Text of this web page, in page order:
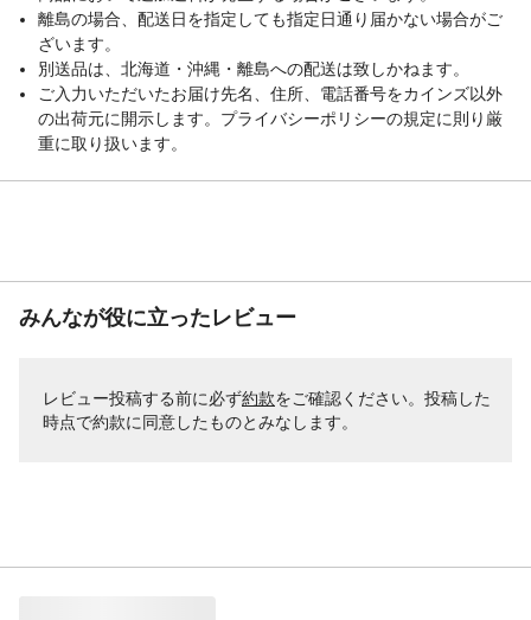
離島の場合、配送日を指定しても指定日通り届かない場合がご
ざいます。
別送品は、北海道・沖縄・離島への配送は致しかねます。
ご入力いただいたお届け先名、住所、電話番号をカインズ以外
の出荷元に開示します。プライバシーポリシーの規定に則り厳
重に取り扱います。
みんなが役に立ったレビュー
レビュー投稿する前に必ず約款をご確認ください。投稿した
時点で約款に同意したものとみなします。